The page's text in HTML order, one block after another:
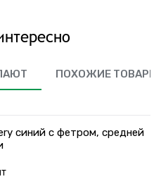
ПОХОЖИЕ ТОВАРЫ
синий с фетром, средней